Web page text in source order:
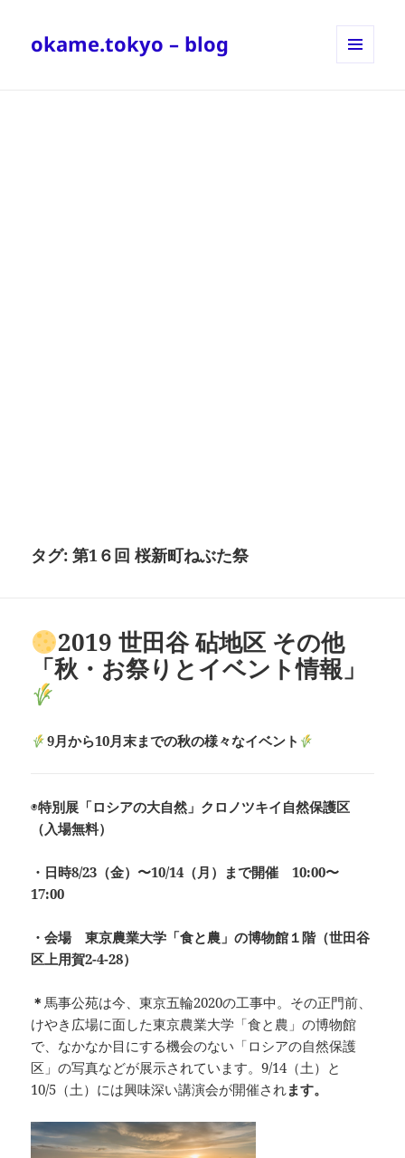
okame.tokyo – blog
タグ:第1６回 桜新町ねぶた祭
2019 世田谷 砧地区 その他
「秋・お祭りとイベント情報」
9月から10月末までの秋の様々なイベント
◉特別展「ロシアの大自然」クロノツキイ自然保護区
（入場無料）
・日時8/23（金）〜10/14（月）まで開催 10:00〜
17:00
・会場 東京農業大学「食と農」の博物館１階（世田谷
区上用賀2-4-28）
＊馬事公苑は今、東京五輪2020の工事中。その正門前、
けやき広場に面した東京農業大学「食と農」の博物館
で、なかなか目にする機会のない「ロシアの自然保護
区」の写真などが展示されています。9/14（土）と
10/5（土）には興味深い講演会が開催されます。